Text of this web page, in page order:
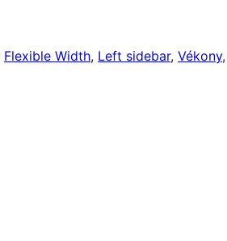
Flexible Width, Left sidebar, Vékony,